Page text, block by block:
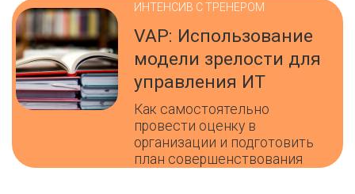
ИНТЕНСИВ С ТРЕНЕРОМ
VAP: Использование
модели зрелости для
управления ИТ
Как самостоятельно
провести оценку в
организации и подготовить
план совершенствования